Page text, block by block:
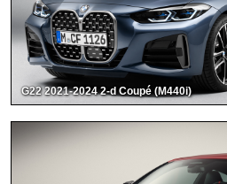
G22 2021-2024 2-d Coupé (M440i)